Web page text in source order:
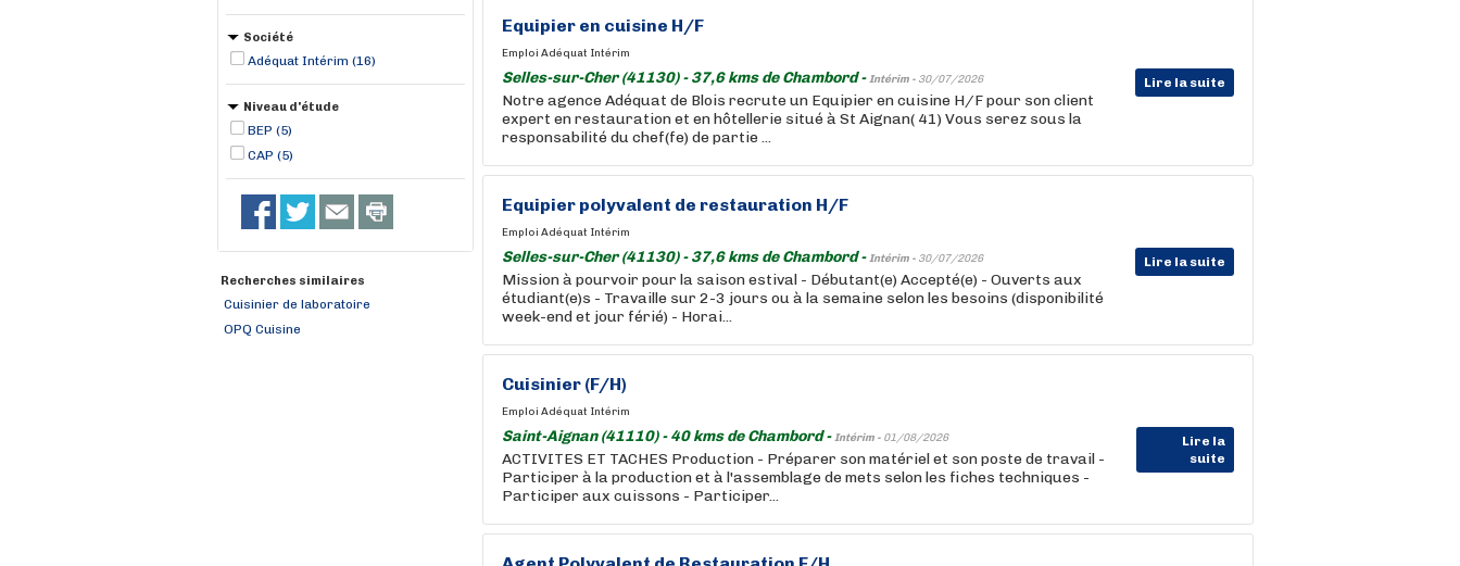
Société
Adéquat Intérim (16)
Niveau d'étude
BEP (5)
CAP (5)
Recherches similaires
Cuisinier de laboratoire
OPQ Cuisine
Equipier en cuisine H/F
Emploi Adéquat Intérim
Selles-sur-Cher (41130) - 37,6 kms de Chambord -Intérim - 30/07/2026 Lire la suite
Notre agence Adéquat de Blois recrute un Equipier en cuisine H/F pour son client
expert en restauration et en hôtellerie situé à St Aignan( 41) Vous serez sous la
responsabilité du chef(fe) de partie ...
Equipier polyvalent de restauration H/F
Emploi Adéquat Intérim
Selles-sur-Cher (41130) - 37,6 kms de Chambord -Intérim - 30/07/2026 Lire la suite
Mission à pourvoir pour la saison estival - Débutant(e) Accepté(e) - Ouverts aux
étudiant(e)s - Travaille sur 2-3 jours ou à la semaine selon les besoins (disponibilité
week-end et jour férié) - Horai...
Cuisinier (F/H)
Emploi Adéquat Intérim
Saint-Aignan (41110) - 40 kms de Chambord -Intérim - 01/08/2026
Lire la
suite
ACTIVITES ET TACHES Production - Préparer son matériel et son poste de travail -
Participer à la production et à l'assemblage de mets selon les fiches techniques -
Participer aux cuissons - Participer...